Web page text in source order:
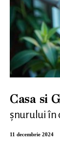
Casa si
șnurului în
11 decembrie 2024